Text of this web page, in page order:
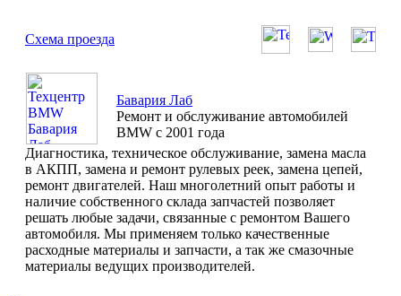
Схема проезда
Бавария Лаб
Ремонт и обслуживание автомобилей
BMW с 2001 года
Диагностика, техническое обслуживание, замена масла
в АКПП, замена и ремонт рулевых реек, замена цепей,
ремонт двигателей. Наш многолетний опыт работы и
наличие собственного склада запчастей позволяет
решать любые задачи, связанные с ремонтом Вашего
автомобиля. Мы применяем только качественные
расходные материалы и запчасти, а так же смазочные
материалы ведущих производителей.